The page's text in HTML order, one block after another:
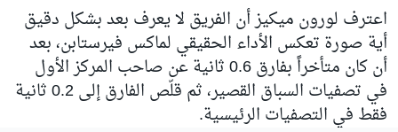
اعترف لورون ميكيز أن الفريق لا يعرف بعد بشكل دقيق
أية صورة تعكس الأداء الحقيقي لماكس فيرستابن، بعد
أن كان متأخراً بفارق 0.6 ثانية عن صاحب المركز الأول
في تصفيات السباق القصير، ثم قلّص الفارق إلى 0.2 ثانية
فقط في التصفيات الرئيسية.